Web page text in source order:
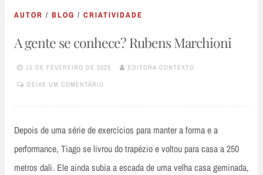
AUTOR / BLOG / CRIATIVIDADE
A gente se conhece? Rubens Marchioni
15 DE FEVEREIRO DE 2025 EDITORA CONTEXTO
DEIXE UM COMENTÁRIO
Depois de uma série de exercícios para manter a forma e a
performance, Tiago se livrou do trapézio e voltou para casa a 250
metros dali. Ele ainda subia a escada de uma velha casa geminada,